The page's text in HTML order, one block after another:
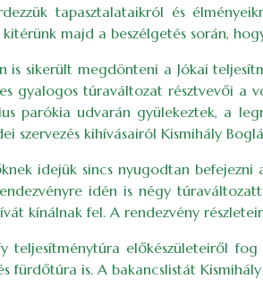
tapasztalataikról és
majd a beszélgetés során,
sikerült megdönteni a Jókai
gyalogos túraváltozat résztvevői
parókia udvarán gyülekeztek, a
szervezés kihívásairól Kismihály
idejük sincs nyugodtan
idén is négy
kínálnak fel. A rendezvény
teljesítménytúra előkészületeiről
fürdőtúra is. A bakancslistát